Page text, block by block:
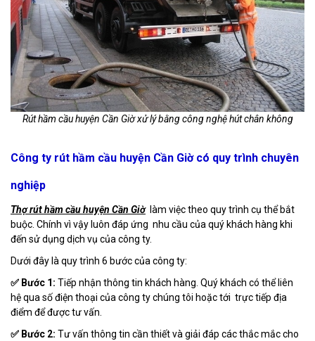
Rút hầm cầu huyện Cần Giờ xử lý bằng công nghệ hút chân không
Công ty rút hầm cầu huyện Cần Giờ có quy trình chuyên
nghiệp
Thợ rút hầm cầu huyện Cần Giờlàm việc theo quy trình cụ thể bắt
buộc. Chính vì vậy luôn đáp ứng nhu cầu của quý khách hàng khi
đến sử dụng dịch vụ của công ty.
Dưới đây là quy trình 6 bước của công ty:
✅ Bước 1: Tiếp nhận thông tin khách hàng. Quý khách có thể liên
hệ qua số điện thoại của công ty chúng tôi hoặc tới trực tiếp địa
điểm để được tư vấn.
✅ Bước 2: Tư vấn thông tin cần thiết và giải đáp các thắc mắc cho